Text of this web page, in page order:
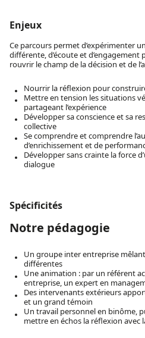
Enjeux
Ce parcours permet d’expérimenter
différente, d’écoute et
rouvrir le champ de la décision et de
Nourrir la réflexion pour
Mettre en tension les situations
partageant l’expérience
Développer sa conscience et sa
collective
Se comprendre et comprendre
d’enrichissement et de
Développer sans crainte la force
dialogue
Spécificités
Notre pédagogie
Un groupe inter entreprise
différentes
Une animation : par un référent
entreprise, un expert en
Des intervenants extérieurs
et un grand témoin
Un travail personnel en binôme,
mettre en échos la réflexion avec